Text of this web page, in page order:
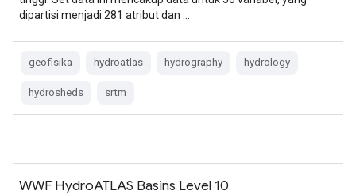
dipartisi menjadi 281 atribut dan …
geofisika hydroatlas hydrography hydrology
hydrosheds srtm
WWF HydroATLAS Basins Level 10